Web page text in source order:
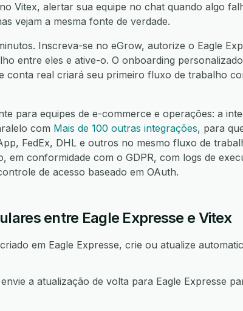
Vitex, alertar sua equipe no chat quando algo
vejam a mesma fonte de verdade.
Inscreva-se no eGrow, autorize o Eagle
entre eles e ative-o. O onboarding
conta real criará seu primeiro fluxo de trabalho
para equipes de e-commerce e operações: a
com Mais de 100 outras integrações, para
FedEx, DHL e outros no mesmo fluxo de
em conformidade com o GDPR, com logs de
de acesso baseado em OAuth.
entre Eagle Expresse e Vitex
em Eagle Expresse, crie ou atualize
a atualização de volta para Eagle Expresse